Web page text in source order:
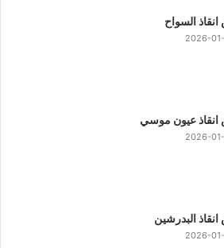
السواح
2026-
عيون موسي
2026-
البدرشين
2026-